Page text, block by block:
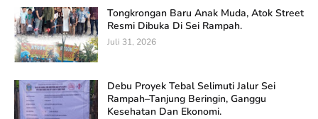
Tongkrongan Baru Anak Muda, Atok Street
Resmi Dibuka Di Sei Rampah.
Juli 31, 2026
Debu Proyek Tebal Selimuti Jalur Sei
Rampah–Tanjung Beringin, Ganggu
Kesehatan Dan Ekonomi.